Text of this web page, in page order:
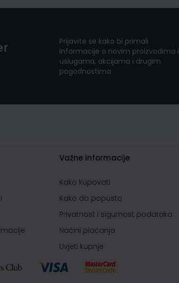
Prijavite se kako bi primali
informacije o novim proizvodima i
uslugama, akcijama i drugim
pogodnostima
Važne informacije
Kako kupovati
Kako do popusta
Privatnost i sigurnost podataka
Načini plaćanja
Uvjeti kupnje